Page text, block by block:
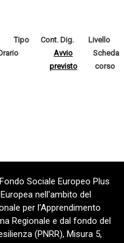
Tipo Cont. Dig.
Livello
Avvio
previsto
Scheda
corso
Sociale Europeo Plus
nell'ambito del
per l'Apprendimento
Regionale e dal fondo del
(PNRR), Misura 5,